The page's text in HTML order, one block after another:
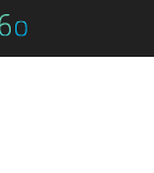
Via al